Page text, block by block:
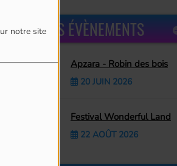
notre site
ÉVÈNEMENTS
Apzara - Robin des bois
20 JUIN 2026
Festival Wonderful Land
22 AOÛT 2026